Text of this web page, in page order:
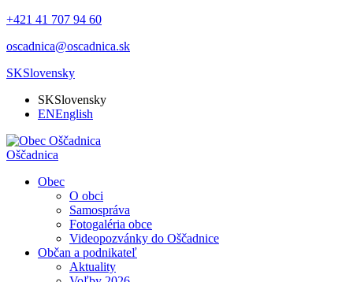
+421 41 707 94 60
oscadnica@oscadnica.sk
SKSlovensky
SKSlovensky
ENEnglish
Oščadnica
Obec
O obci
Samospráva
Fotogaléria obce
Videopozvánky do Oščadnice
Občan a podnikateľ
Aktuality